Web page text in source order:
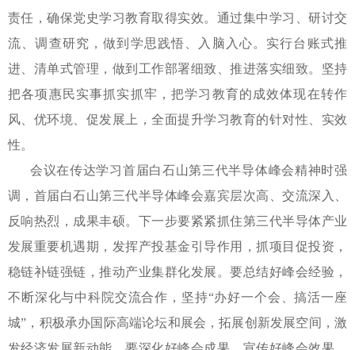
责任，确保党史学习教育取得实效。通过集中学习、研讨交
流、调查研究，做到学思践悟、入脑入心。实行台账式推
进、清单式管理，做到工作部署细致、推进落实细致。坚持
把各项惠民实事抓实抓牢，把学习教育的成效体现在转作
风、优环境、促发展上，全面提升学习教育的针对性、实效
性。
会议在传达学习首届白石山第三代半导体峰会精神时强
调，首届白石山第三代半导体峰会嘉宾层次高、交流深入、
反响热烈，成果丰硕。下一步要紧紧抓住第三代半导体产业
发展重要机遇期，发挥产投基金引导作用，抓项目促投资，
稳链补链强链，推动产业集群化发展。要总结好峰会经验，
不断深化与中科院交流合作，坚持“办好一个会、搞活一座
城”，积极承办国际高端论坛和展会，拓展创新发展空间，激